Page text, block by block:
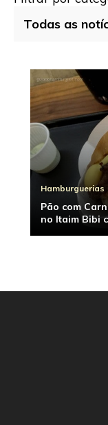
Hamburguerias
Pão com
no Itaim Bibi